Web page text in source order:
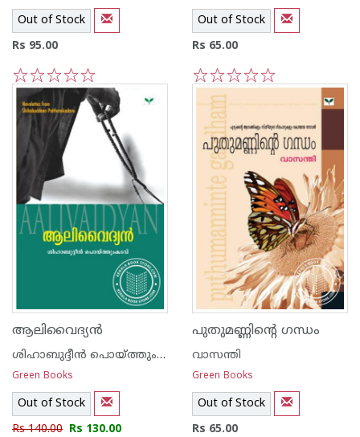
Out of Stock
Rs 95.00
5
4
3
2
1
Out of Stock
Rs 65.00
5
4
3
2
1
ആലിവൈദ്യ‌ന്‍
ശിഹാബുദ്ദീന്‍ പൊയ്ത്തുംകടവ്
Green Books
Out of Stock
Rs 140.00 Rs 130.00
പുതുമണ്ണിന്റെ ഗന്ധം
വാസന്തി
Green Books
Out of Stock
Rs 65.00